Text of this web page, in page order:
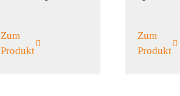
Zum
Produkt
Zum
Produkt